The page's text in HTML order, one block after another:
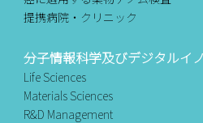
提携病院・クリニック
分子情報科学及びデジタルイ
Life Sciences
Materials Sciences
R&D Management